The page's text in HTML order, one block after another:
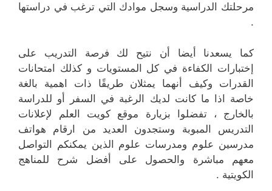
مرحلتك الدراسية وسجل موادك التي ترغب في دراستها
.
كما يسعدنا أيضا أن نتيح لك فرصة التدريب على
إختبارات الكفاءة في كل المستويات و كذلك امتحانات
القدرات وكيف أنهما يمثلان طريقًا ذات اهمية بالغة
خاصة اذا ما كانت لديك الرغبة في السفر أو للدراسة
بالخارج ، تفضلوا بزيارة موقع كويت العلم لإعلانات
التدريس المبوبة وستجدون العديد من ارقام هواتف
مدرسين علوم ومدرسات علوم الذين يمكنكم التواصل
معهم مباشرة والحصول على أفضل شرح للمناهج
الكويتية .